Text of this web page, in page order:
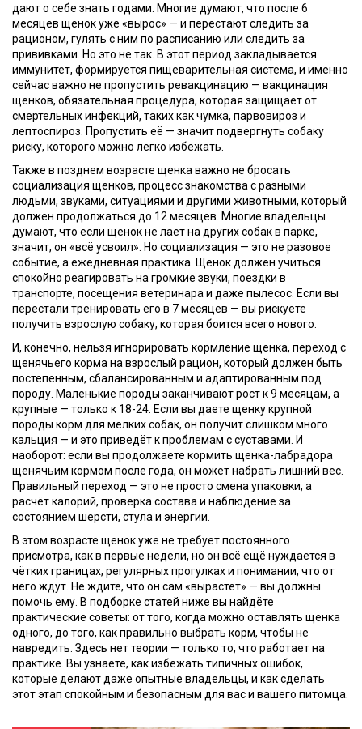
дают о себе знать годами. Многие думают, что после 6
месяцев щенок уже «вырос» — и перестают следить за
рационом, гулять с ним по расписанию или следить за
прививками. Но это не так. В этот период закладывается
иммунитет, формируется пищеварительная система, и именно
сейчас важно не пропустить ревакцинацию — вакцинация
щенков, обязательная процедура, которая защищает от
смертельных инфекций, таких как чумка, парвовироз и
лептоспироз . Пропустить её — значит подвергнуть собаку
риску, которого можно легко избежать.
Также в позднем возрасте щенка важно не бросать
социализация щенков, процесс знакомства с разными
людьми, звуками, ситуациями и другими животными, который
должен продолжаться до 12 месяцев . Многие владельцы
думают, что если щенок не лает на других собак в парке,
значит, он «всё усвоил». Но социализация — это не разовое
событие, а ежедневная практика. Щенок должен учиться
спокойно реагировать на громкие звуки, поездки в
транспорте, посещения ветеринара и даже пылесос. Если вы
перестали тренировать его в 7 месяцев — вы рискуете
получить взрослую собаку, которая боится всего нового.
И, конечно, нельзя игнорировать кормление щенка, переход с
щенячьего корма на взрослый рацион, который должен быть
постепенным, сбалансированным и адаптированным под
породу . Маленькие породы заканчивают рост к 9 месяцам, а
крупные — только к 18-24. Если вы даете щенку крупной
породы корм для мелких собак, он получит слишком много
кальция — и это приведёт к проблемам с суставами. И
наоборот: если вы продолжаете кормить щенка-лабрадора
щенячьим кормом после года, он может набрать лишний вес.
Правильный переход — это не просто смена упаковки, а
расчёт калорий, проверка состава и наблюдение за
состоянием шерсти, стула и энергии.
В этом возрасте щенок уже не требует постоянного
присмотра, как в первые недели, но он всё ещё нуждается в
чётких границах, регулярных прогулках и понимании, что от
него ждут. Не ждите, что он сам «вырастет» — вы должны
помочь ему. В подборке статей ниже вы найдёте
практические советы: от того, когда можно оставлять щенка
одного, до того, как правильно выбрать корм, чтобы не
навредить. Здесь нет теории — только то, что работает на
практике. Вы узнаете, как избежать типичных ошибок,
которые делают даже опытные владельцы, и как сделать
этот этап спокойным и безопасным для вас и вашего питомца.